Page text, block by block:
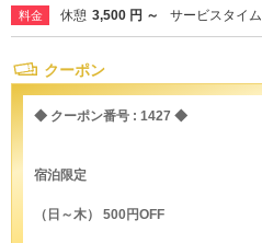
料金 休憩 3,500 円 ～ サービスタイム
クーポン
◆ クーポン番号 : 1427 ◆
宿泊限定
（日～木） 500円OFF